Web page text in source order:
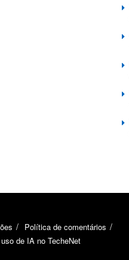
Política de comentários
de IA no TecheNet